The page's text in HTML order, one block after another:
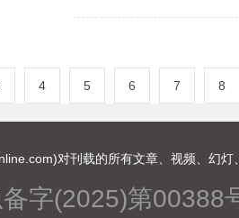
4 5 6 7 8
对刊载的所有文章、视频、幻
字(2025)第00388